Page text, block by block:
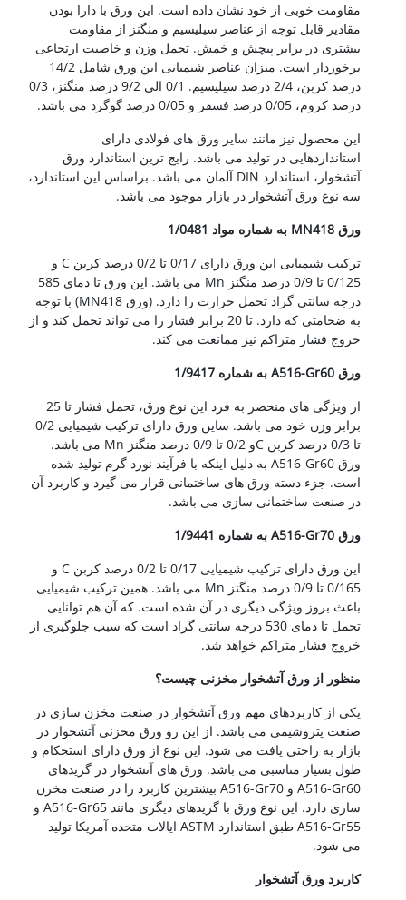
مقاومت خوبی از خود نشان داده است. این ورق با دارا بودن
مقادیر قابل توجه از عناصر سیلیسیم و منگنز از مقاومت
بیشتری در برابر پیچش و خمش. تحمل وزن و خاصیت ارتجاعی
برخوردار است. میزان عناصر شیمیایی این ورق شامل 14/2
درصد کربن، 2/4 درصد سیلیسیم. 0/1 الی 9/2 درصد منگنز، 0/3
درصد کروم، 0/05 درصد فسفر و 0/05 درصد گوگرد می باشد.
این محصول نیز مانند سایر ورق های فولادی دارای
استانداردهایی در تولید می باشد. رایج ترین استاندارد ورق
آتشخوار، استاندارد DIN آلمان می باشد. براساس این استاندارد،
سه نوع ورق آتشخوار در بازار موجود می باشد.
ورق MN418 به شماره مواد 1/0481
ترکیب شیمیایی این ورق دارای 0/17 تا 0/2 درصد کربن C و
0/125 تا 0/9 درصد منگنز Mn می باشد. این ورق تا دمای 585
درجه سانتی گراد تحمل حرارت را دارد. (ورق MN418) با توجه
به ضخامتی که دارد. تا 20 برابر فشار را می تواند تحمل کند و از
خروج فشار متراکم نیز ممانعت می کند.
ورق A516-Gr60 به شماره 1/9417
از ویژگی های منحصر به فرد این نوع ورق، تحمل فشار تا 25
برابر وزن خود می باشد. ساین ورق دارای ترکیب شیمیایی 0/2
تا 0/3 درصد کربن Cو 0/2 تا 0/9 درصد منگنز Mn می باشد.
ورق A516-Gr60 به دلیل اینکه با فرآیند نورد گرم تولید شده
است. جزء دسته ورق های ساختمانی قرار می گیرد و کاربرد آن
در صنعت ساختمانی سازی می باشد.
ورق A516-Gr70 به شماره 1/9441
این ورق دارای ترکیب شیمیایی 0/17 تا 0/2 درصد کربن C و
0/165 تا 0/9 درصد منگنز Mn می باشد. همین ترکیب شیمیایی
باعث بروز ویژگی دیگری در آن شده است. که آن هم توانایی
تحمل تا دمای 530 درجه سانتی گراد است که سبب جلوگیری از
خروج فشار متراکم خواهد شد.
منظور از ورق آتشخوار مخزنی چیست؟
یکی از کاربردهای مهم ورق آتشخوار در صنعت مخزن سازی در
صنعت پتروشیمی می باشد. از این رو ورق مخزنی آتشخوار در
بازار به راحتی یافت می شود. این نوع از ورق دارای استحکام و
طول بسیار مناسبی می باشد. ورق های آتشخوار در گریدهای
A516-Gr60 و A516-Gr70 بیشترین کاربرد را در صنعت مخزن
سازی دارد. این نوع ورق با گریدهای دیگری مانند A516-Gr65 و
A516-Gr55 طبق استاندارد ASTM ایالات متحده آمریکا تولید
می شود.
کاربرد ورق آتشخوار